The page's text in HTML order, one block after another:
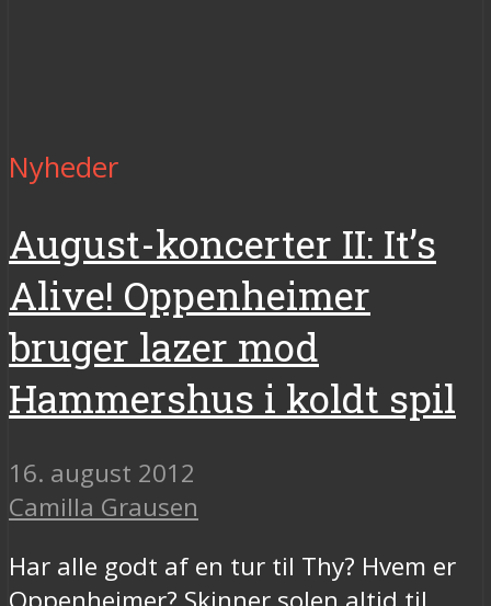
Nyheder
August-koncerter II: It’s
Alive! Oppenheimer
bruger lazer mod
Hammershus i koldt spil
16. august 2012
Camilla Grausen
Har alle godt af en tur til Thy? Hvem er